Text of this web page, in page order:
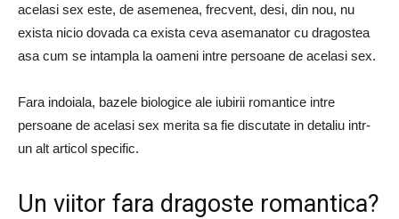
acelasi sex este, de asemenea, frecvent, desi, din nou, nu
exista nicio dovada ca exista ceva asemanator cu dragostea
asa cum se intampla la oameni intre persoane de acelasi sex.
Fara indoiala, bazele biologice ale iubirii romantice intre
persoane de acelasi sex merita sa fie discutate in detaliu intr-
un alt articol specific.
Un viitor fara dragoste romantica?